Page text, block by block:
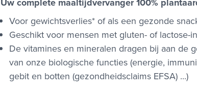
Uw complete maaltijdvervanger 100%
Voor gewichtsverlies* of als een gezonde
Geschikt voor mensen met gluten- of lactose-
De vitamines en mineralen dragen bij aan de
van onze biologische functies (energie,
gebit en botten (gezondheidsclaims EFSA) ...)